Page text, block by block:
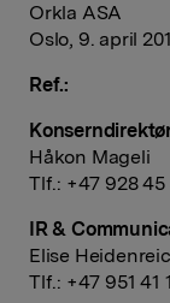
Orkla ASA
Oslo, 9. april
Ref.:
Håkon Mageli
Tlf.: +47 928 45
IR &
Elise
Tlf.: +47 951 41